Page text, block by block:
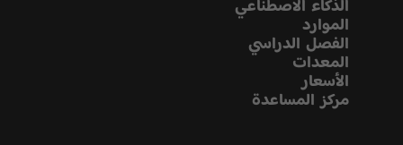
الذكاء الاصطناعي
الموارد
الفصل الدراسي
المعدات
الأسعار
مركز المساعدة